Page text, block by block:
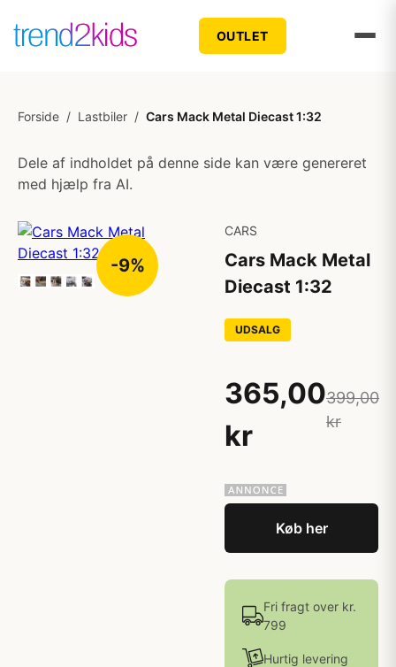
OUTLET
Forside / Lastbiler / Cars Mack Metal Diecast 1:32
Dele af indholdet på denne side kan være genereret
med hjælp fra AI.
-9%
CARS
Cars Mack Metal
Diecast 1:32
UDSALG
365,00
kr
399,00
kr
Køb her
Fri fragt over kr.
799
Hurtig levering